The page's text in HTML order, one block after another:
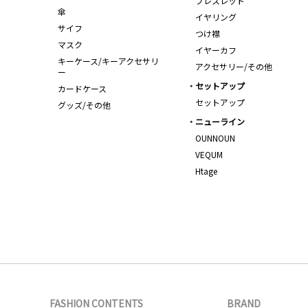
イヤリング
つけ襟
イヤーカフ
アクセサリー/その他
傘
サイフ
マスク
キーケース/キーアクセサリ
ー
カードケース
グッズ/その他
セットアップ
セットアップ
ニューライン
OUNNOUN
VEQUM
Htage
FASHION CONTENTS BRAND